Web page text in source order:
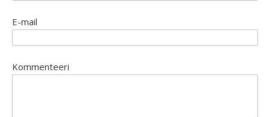
E-mail
Kommenteeri